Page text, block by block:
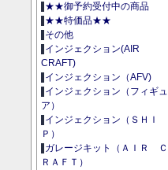
★★御予約受付中の商品
★★特価品★★
その他
インジェクション(AIR
CRAFT)
インジェクション（AFV)
インジェクション（フィギュ
ア）
インジェクション（ＳＨＩ
Ｐ）
ガレージキット（ＡＩＲ Ｃ
ＲＡＦＴ）